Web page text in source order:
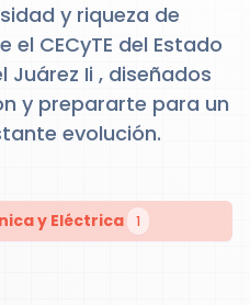
y riqueza de
CECyTE del Estado
Juárez Ii , diseñados
y prepararte para un
evolución.
y Eléctrica 1